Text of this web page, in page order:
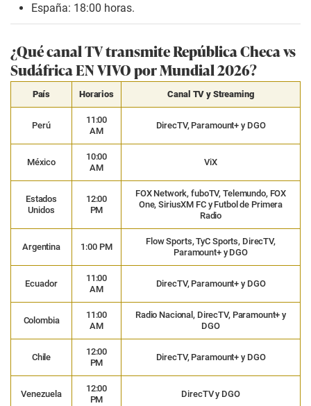
España: 18:00 horas.
¿Qué canal TV transmite República Checa vs
Sudáfrica EN VIVO por Mundial 2026?
País Horarios Canal TV y Streaming
Perú
11:00
AM
DirecTV, Paramount+ y DGO
México
10:00
AM
ViX
Estados
Unidos
12:00
PM
FOX Network, fuboTV, Telemundo, FOX
One, SiriusXM FC y Futbol de Primera
Radio
Argentina 1:00 PM
Flow Sports, TyC Sports, DirecTV,
Paramount+ y DGO
Ecuador
11:00
AM
DirecTV, Paramount+ y DGO
Colombia
11:00
AM
Radio Nacional, DirecTV, Paramount+ y
DGO
Chile
12:00
PM
DirecTV, Paramount+ y DGO
Venezuela
12:00
PM
DirecTV y DGO